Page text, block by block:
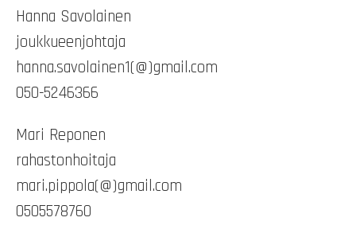
Hanna Savolainen
joukkueenjohtaja
hanna.savolainen1(@)gmail.com
050-5246366
Mari Reponen
rahastonhoitaja
mari.pippola(@)gmail.com
0505578760